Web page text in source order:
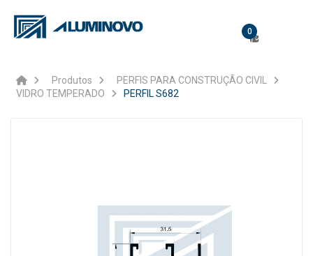
0
Produtos
PERFIS PARA CONSTRUÇÃO CIVIL
VIDRO TEMPERADO
PERFIL S682